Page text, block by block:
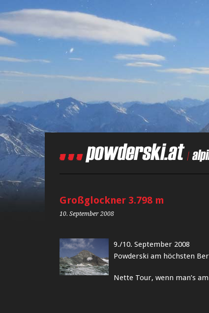
Großglockner 3.798 m
10. September 2008
9./10. September 2008
Powderski am höchsten
Nette Tour, wenn man’s